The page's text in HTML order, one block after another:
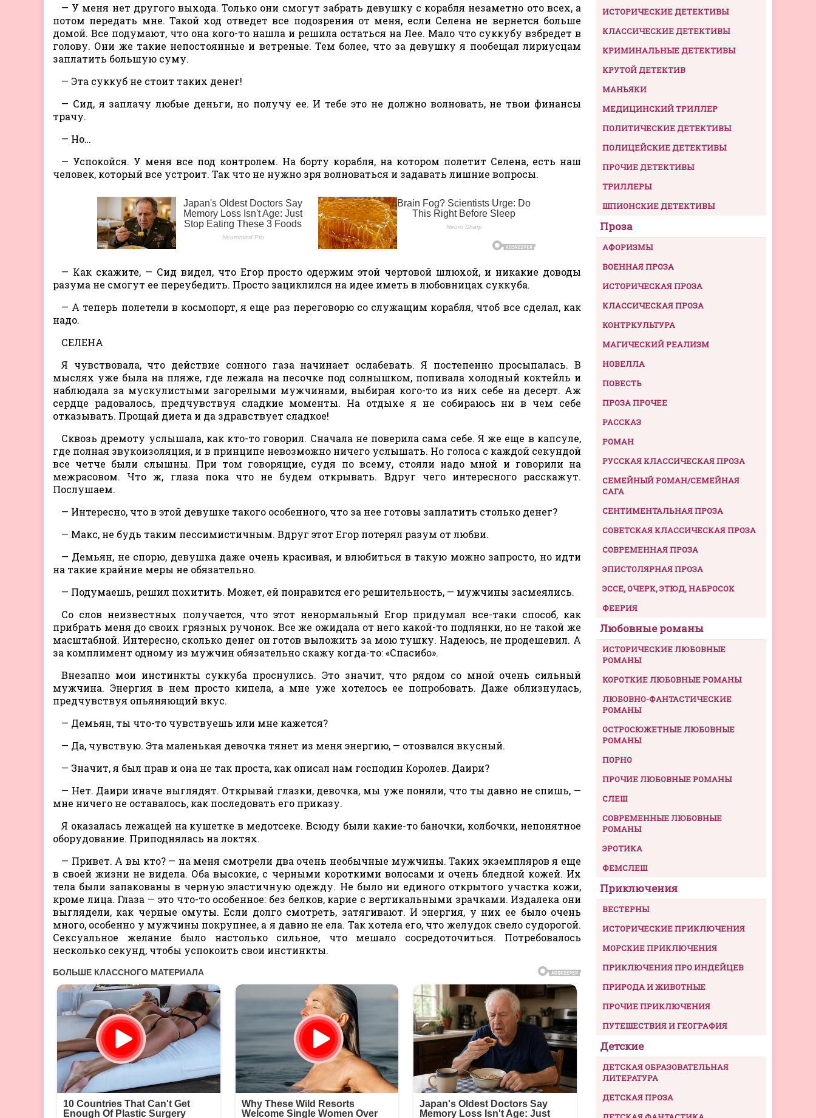
— У меня нет другого выхода. Только они смогут забрать девушку с корабля незаметно ото всех, а
потом передать мне. Такой ход отведет все подозрения от меня, если Селена не вернется больше
домой. Все подумают, что она кого-то нашла и решила остаться на Лее. Мало что суккубу взбредет в
голову. Они же такие непостоянные и ветреные. Тем более, что за девушку я пообещал лириусцам
заплатить большую суму.
— Эта суккуб не стоит таких денег!
— Сид, я заплачу любые деньги, но получу ее. И тебе это не должно волновать, не твои финансы
трачу.
— Но…
— Успокойся. У меня все под контролем. На борту корабля, на котором полетит Селена, есть наш
человек, который все устроит. Так что не нужно зря волноваться и задавать лишние вопросы.
— Как скажите, — Сид видел, что Егор просто одержим этой чертовой шлюхой, и никакие доводы
разума не смогут ее переубедить. Просто зациклился на идее иметь в любовницах суккуба.
— А теперь полетели в космопорт, я еще раз переговорю со служащим корабля, чтоб все сделал, как
надо.
СЕЛЕНА
Я чувствовала, что действие сонного газа начинает ослабевать. Я постепенно просыпалась. В
мыслях уже была на пляже, где лежала на песочке под солнышком, попивала холодный коктейль и
наблюдала за мускулистыми загорелыми мужчинами, выбирая кого-то из них себе на десерт. Аж
сердце радовалось, предчувствуя сладкие моменты. На отдыхе я не собираюсь ни в чем себе
отказывать. Прощай диета и да здравствует сладкое!
Сквозь дремоту услышала, как кто-то говорил. Сначала не поверила сама себе. Я же еще в капсуле,
где полная звукоизоляция, и в принципе невозможно ничего услышать. Но голоса с каждой секундой
все четче были слышны. При том говорящие, судя по всему, стояли надо мной и говорили на
межрасовом. Что ж, глаза пока что не будем открывать. Вдруг чего интересного расскажут.
Послушаем.
— Интересно, что в этой девушке такого особенного, что за нее готовы заплатить столько денег?
— Макс, не будь таким пессимистичным. Вдруг этот Егор потерял разум от любви.
— Демьян, не спорю, девушка даже очень красивая, и влюбиться в такую можно запросто, но идти
на такие крайние меры не обязательно.
— Подумаешь, решил похитить. Может, ей понравится его решительность, — мужчины засмеялись.
Со слов неизвестных получается, что этот ненормальный Егор придумал все-таки способ, как
прибрать меня до своих грязных ручонок. Все же ожидала от него какой-то подлянки, но не такой же
масштабной. Интересно, сколько денег он готов выложить за мою тушку. Надеюсь, не продешевил. А
за комплимент одному из мужчин обязательно скажу когда-то: «Спасибо».
Внезапно мои инстинкты суккуба проснулись. Это значит, что рядом со мной очень сильный
мужчина. Энергия в нем просто кипела, а мне уже хотелось ее попробовать. Даже облизнулась,
предчувствуя опьяняющий вкус.
— Демьян, ты что-то чувствуешь или мне кажется?
— Да, чувствую. Эта маленькая девочка тянет из меня энергию, — отозвался вкусный.
— Значит, я был прав и она не так проста, как описал нам господин Королев. Даири?
— Нет. Даири иначе выглядят. Открывай глазки, девочка, мы уже поняли, что ты давно не спишь, —
мне ничего не оставалось, как последовать его приказу.
Я оказалась лежащей на кушетке в медотсеке. Всюду были какие-то баночки, колбочки, непонятное
оборудование. Приподнялась на локтях.
— Привет. А вы кто? — на меня смотрели два очень необычные мужчины. Таких экземпляров я еще
в своей жизни не видела. Оба высокие, с черными короткими волосами и очень бледной кожей. Их
тела были запакованы в черную эластичную одежду. Не было ни единого открытого участка кожи,
кроме лица. Глаза — это что-то особенное: без белков, карие с вертикальными зрачками. Издалека они
выглядели, как черные омуты. Если долго смотреть, затягивают. И энергия, у них ее было очень
много, особенно у мужчины покрупнее, а я давно не ела. Так хотела его, что желудок свело судорогой.
Сексуальное желание было настолько сильное, что мешало сосредоточиться. Потребовалось
несколько секунд, чтобы успокоить свои инстинкты.
ИСТОРИЧЕСКИЕ ДЕТЕКТИВЫ
КЛАССИЧЕСКИЕ ДЕТЕКТИВЫ
КРИМИНАЛЬНЫЕ ДЕТЕКТИВЫ
КРУТОЙ ДЕТЕКТИВ
МАНЬЯКИ
МЕДИЦИНСКИЙ ТРИЛЛЕР
ПОЛИТИЧЕСКИЕ ДЕТЕКТИВЫ
ПОЛИЦЕЙСКИЕ ДЕТЕКТИВЫ
ПРОЧИЕ ДЕТЕКТИВЫ
ТРИЛЛЕРЫ
ШПИОНСКИЕ ДЕТЕКТИВЫ
Проза
АФОРИЗМЫ
ВОЕННАЯ ПРОЗА
ИСТОРИЧЕСКАЯ ПРОЗА
КЛАССИЧЕСКАЯ ПРОЗА
КОНТРКУЛЬТУРА
МАГИЧЕСКИЙ РЕАЛИЗМ
НОВЕЛЛА
ПОВЕСТЬ
ПРОЗА ПРОЧЕЕ
РАССКАЗ
РОМАН
РУССКАЯ КЛАССИЧЕСКАЯ ПРОЗА
СЕМЕЙНЫЙ РОМАН/СЕМЕЙНАЯ
САГА
СЕНТИМЕНТАЛЬНАЯ ПРОЗА
СОВЕТСКАЯ КЛАССИЧЕСКАЯ ПРОЗА
СОВРЕМЕННАЯ ПРОЗА
ЭПИСТОЛЯРНАЯ ПРОЗА
ЭССЕ, ОЧЕРК, ЭТЮД, НАБРОСОК
ФЕЕРИЯ
Любовные романы
ИСТОРИЧЕСКИЕ ЛЮБОВНЫЕ
РОМАНЫ
КОРОТКИЕ ЛЮБОВНЫЕ РОМАНЫ
ЛЮБОВНО-ФАНТАСТИЧЕСКИЕ
РОМАНЫ
ОСТРОСЮЖЕТНЫЕ ЛЮБОВНЫЕ
РОМАНЫ
ПОРНО
ПРОЧИЕ ЛЮБОВНЫЕ РОМАНЫ
СЛЕШ
СОВРЕМЕННЫЕ ЛЮБОВНЫЕ
РОМАНЫ
ЭРОТИКА
ФЕМСЛЕШ
Приключения
ВЕСТЕРНЫ
ИСТОРИЧЕСКИЕ ПРИКЛЮЧЕНИЯ
МОРСКИЕ ПРИКЛЮЧЕНИЯ
ПРИКЛЮЧЕНИЯ ПРО ИНДЕЙЦЕВ
ПРИРОДА И ЖИВОТНЫЕ
ПРОЧИЕ ПРИКЛЮЧЕНИЯ
ПУТЕШЕСТВИЯ И ГЕОГРАФИЯ
Детские
ДЕТСКАЯ ОБРАЗОВАТЕЛЬНАЯ
ЛИТЕРАТУРА
ДЕТСКАЯ ПРОЗА